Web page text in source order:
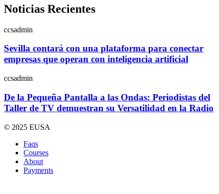
Noticias Recientes
ccsadmin
Sevilla contará con una plataforma para conectar
empresas que operan con inteligencia artificial
ccsadmin
De la Pequeña Pantalla a las Ondas: Periodistas del
Taller de TV demuestran su Versatilidad en la Radio
© 2025 EUSA
Faqs
Courses
About
Payments